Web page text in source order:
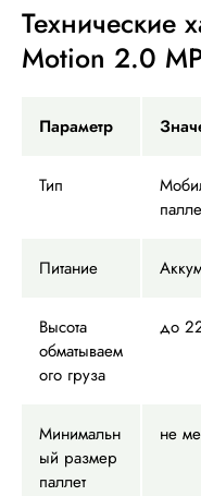
Технические
Motion 2.0
Параметр
Тип
Питание
Высота
обматываем
ого груза
до
Минимальн
ый размер
паллет
не